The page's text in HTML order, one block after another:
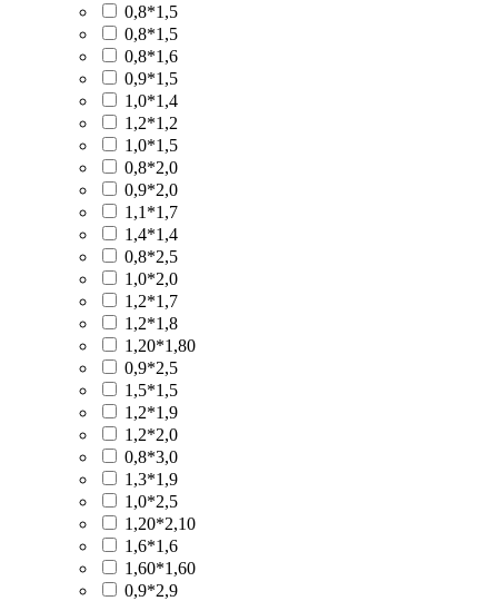
0,8*1,5
0,8*1,5
0,8*1,6
0,9*1,5
1,0*1,4
1,2*1,2
1,0*1,5
0,8*2,0
0,9*2,0
1,1*1,7
1,4*1,4
0,8*2,5
1,0*2,0
1,2*1,7
1,2*1,8
1,20*1,80
0,9*2,5
1,5*1,5
1,2*1,9
1,2*2,0
0,8*3,0
1,3*1,9
1,0*2,5
1,20*2,10
1,6*1,6
1,60*1,60
0,9*2,9